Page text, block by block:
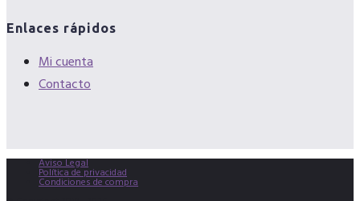
Enlaces rápidos
Mi cuenta
Contacto
Aviso Legal
Política de privacidad
Condiciones de compra